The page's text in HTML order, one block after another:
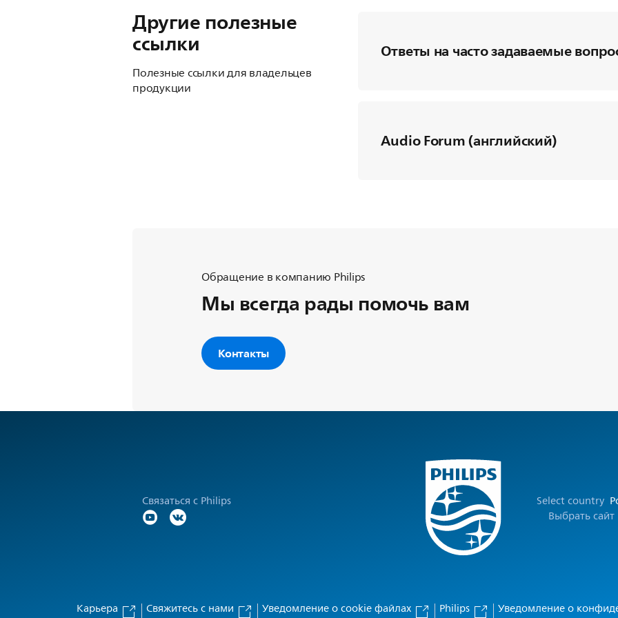
Другие полезные
ссылки
Полезные ссылки для владельцев
продукции
Ответы на часто задаваемые
Audio Forum (английский)
Обращение в компанию Philips
Мы всегда рады помочь вам
Контакты
Связаться с Philips Select country
Выбрать сайт
Карьера Свяжитесь с нами Уведомление о cookie файлах Philips Уведомление о